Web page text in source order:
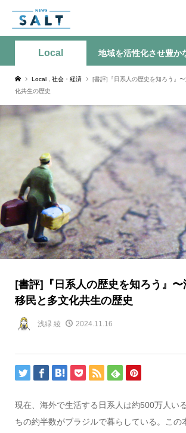
Local 地域を活性化させ豊か
Local 社会・経済
[書評]『日系人の歴史を知ろう』
化共生の歴史
[書評]『日系人の歴史を知ろう』
移民と多文化共生の歴史
浅緑 綾 2024.11.16
現在、海外で生活する日系人は約500万人い
ちの約半数がブラジルで暮らしている。この